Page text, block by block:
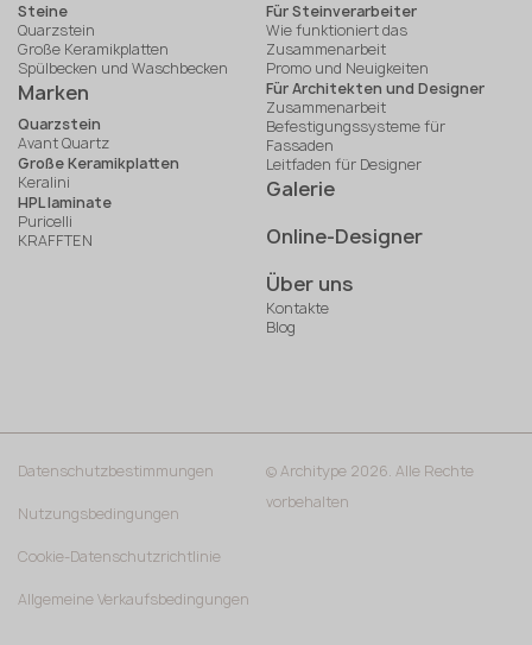
Steine
Quarzstein
Große Keramikplatten
Spülbecken und Waschbecken
Marken
Quarzstein
Avant Quartz
Große Keramikplatten
Keralini
HPL laminate
Puricelli
KRAFFTEN
Für Steinverarbeiter
Wie funktioniert das
Zusammenarbeit
Promo und Neuigkeiten
Für Architekten und Designer
Zusammenarbeit
Befestigungssysteme für
Fassaden
Leitfaden für Designer
Galerie
Online-Designer
Über uns
Kontakte
Blog
© Architype 2026. Alle Rechte
vorbehalten
Datenschutzbestimmungen
Nutzungsbedingungen
Cookie-Datenschutzrichtlinie
Allgemeine Verkaufsbedingungen